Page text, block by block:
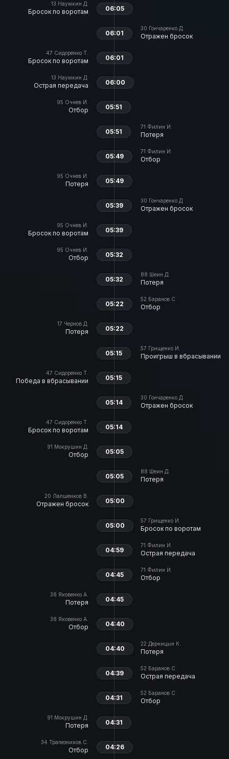
13 Наумкин Д.
Бросок по воротам 06:05
30 Гончаренко Д.
Отражен бросок
06:01
47 Сидоренко Т.
Бросок по воротам 06:01
13 Наумкин Д.
Острая передача 06:00
95 Очнев И.
Отбор 05:51
71 Филин И.
Потеря
05:51
71 Филин И.
Отбор
05:49
95 Очнев И.
Потеря 05:49
30 Гончаренко Д.
Отражен бросок
05:39
95 Очнев И.
Бросок по воротам 05:39
95 Очнев И.
Отбор 05:32
88 Шеин Д.
Потеря
05:32
52 Баранов С.
Отбор
05:22
17 Чернов Д.
Потеря 05:22
57 Грищенко И.
Проигрыш в вбрасывании
05:15
47 Сидоренко Т.
Победа в вбрасывании 05:15
30 Гончаренко Д.
Отражен бросок
05:14
47 Сидоренко Т.
Бросок по воротам 05:14
91 Мокрушин Д.
Отбор 05:05
88 Шеин Д.
Потеря
05:05
20 Лапшенков В.
Отражен бросок 05:00
57 Грищенко И.
Бросок по воротам
05:00
71 Филин И.
Острая передача
04:59
71 Филин И.
Отбор
04:45
38 Яковенко А.
Потеря 04:45
38 Яковенко А.
Отбор 04:40
22 Дерницын К.
Потеря
04:40
52 Баранов С.
Острая передача
04:39
52 Баранов С.
Отбор
04:31
91 Мокрушин Д.
Потеря 04:31
34 Трапезников С.
Отбор 04:26